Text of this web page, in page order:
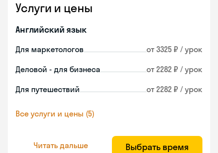
Услуги и цены
Английский язык
Для маркетологов от 3325 ₽ / урок
Деловой - для бизнеса от 2282 ₽ / урок
Для путешествий от 2282 ₽ / урок
Все услуги и цены (5)
Читать дальше Выбрать время